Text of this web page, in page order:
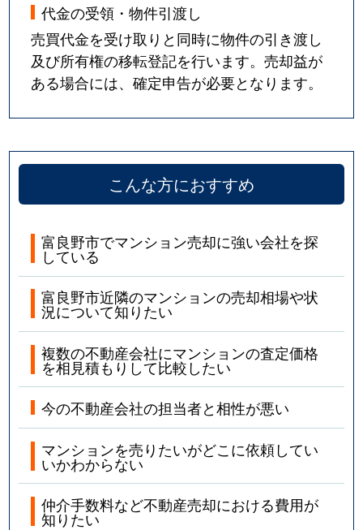
代金の受領・物件引渡し
売買代金を受け取りと同時に物件の引き渡し
及び所有権の移転登記を行います。売却益が
ある場合には、確定申告が必要となります。
こんな方におすすめ
富良野市でマンション売却に強い会社を探
している
富良野市近隣のマンションの売却相場や状
況について知りたい
複数の不動産会社にマンションの査定価格
を相見積もりして比較したい
今の不動産会社の担当者と相性が悪い
マンションを売りたいがどこに依頼してい
いかわからない
仲介手数料など不動産売却における費用が
知りたい